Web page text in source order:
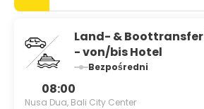
Land- &
- von/bis Hotel
Bezpośredni
08:00
Nusa Dua, Bali City Center